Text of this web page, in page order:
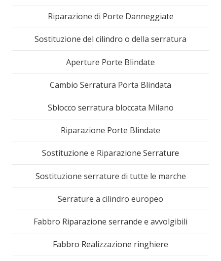
Riparazione di Porte Danneggiate
Sostituzione del cilindro o della serratura
Aperture Porte Blindate
Cambio Serratura Porta Blindata
Sblocco serratura bloccata Milano
Riparazione Porte Blindate
Sostituzione e Riparazione Serrature
Sostituzione serrature di tutte le marche
Serrature a cilindro europeo
Fabbro Riparazione serrande e avvolgibili
Fabbro Realizzazione ringhiere